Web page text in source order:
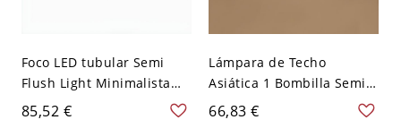
Foco LED tubular Semi
Flush Light Minimalista
Tienda de ropa de metal
Iluminación de
85,52 €
Lámpara de Techo
Asiática 1 Bombilla Semi
Plafón de Ratán de
Linterna en Marrón -
66,83 €